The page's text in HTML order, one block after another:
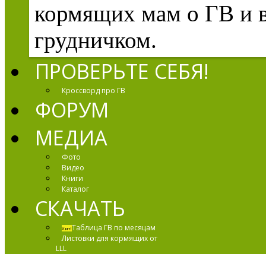
кормящих мам о ГВ и
грудничком.
ПРОВЕРЬТЕ СЕБЯ!
Кроссворд про ГВ
ФОРУМ
МЕДИА
Фото
Видео
Книги
Каталог
СКАЧАТЬ
Хит!Таблица ГВ по месяцам
Листовки для кормящих от
LLL